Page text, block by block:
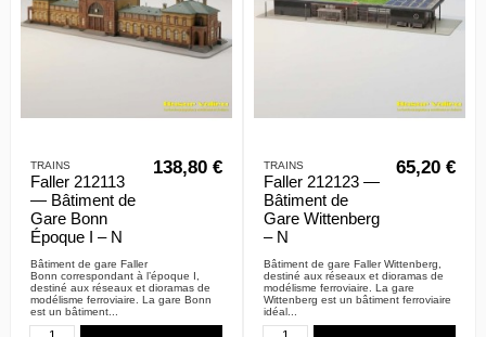
TRAINS
Faller 212113
— Bâtiment de
Gare Bonn
Époque I – N
138,80 €
Bâtiment de gare Faller
Bonn correspondant à l’époque I,
destiné aux réseaux et dioramas de
modélisme ferroviaire. La gare Bonn
est un bâtiment...
TRAINS
Faller 212123 —
Bâtiment de
Gare Wittenberg
– N
65,20 €
Bâtiment de gare Faller Wittenberg,
destiné aux réseaux et dioramas de
modélisme ferroviaire. La gare
Wittenberg est un bâtiment ferroviaire
idéal...